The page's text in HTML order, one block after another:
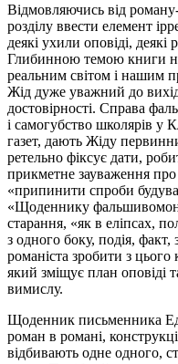
Відмовляючись від
розділу ввести елемент
деякі ухили оповіді, деякі
Глибинною темою книги
реальним світом і нашим
Жід дуже уважний до
достовірності. Справа
і самогубство школярів
газет, дають Жіду
ретельно фіксує дати,
прикметне зауваження
«припинити спроби
«Щоденнику
старання, «як в еліпсах,
з одного боку, подія,
романіста зробити з
який зміщує план оповіді
вимислу.
Щоденник письменника
роман в романі,
відбивають одне одного,